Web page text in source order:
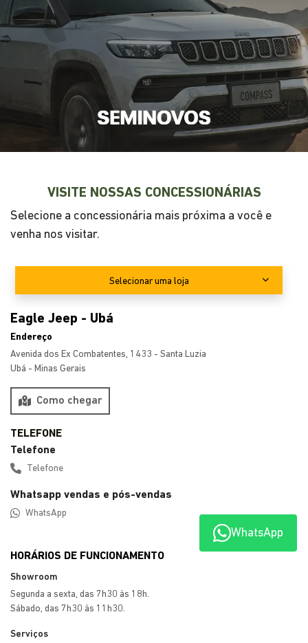
VISITE NOSSAS CONCESSIONÁRIAS
Selecione a concessionária mais próxima a você e
venha nos visitar.
Selecionar uma loja
Endereço
Avenida dos Ex Combatentes, 1433 - Santa Luzia
Telefone
Whatsapp vendas e pós-vendas
WhatsApp
HORÁRIOS DE FUNCIONAMENTO
Showroom
Segunda a sexta, das 7h30 às 18h.
Sábado, das 7h30 às 11h30.
Serviços
Segunda a sexta, das 7h30 às 17h48.
WhatsApp